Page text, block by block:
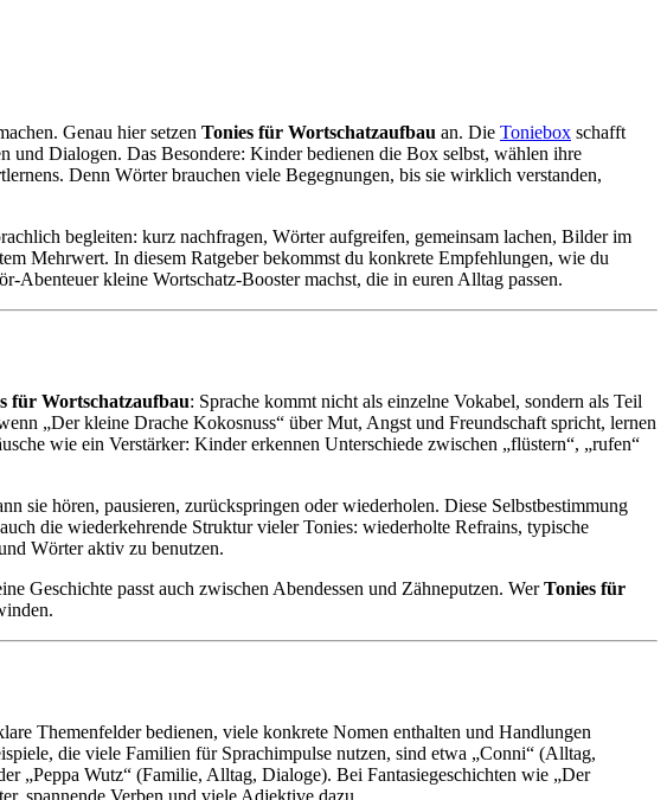
Genau hier setzen Tonies für Wortschatzaufbau an. Die Toniebox schafft
und Dialogen. Das Besondere: Kinder bedienen die Box selbst, wählen ihre
Denn Wörter brauchen viele Begegnungen, bis sie wirklich verstanden,
begleiten: kurz nachfragen, Wörter aufgreifen, gemeinsam lachen, Bilder im
Mehrwert. In diesem Ratgeber bekommst du konkrete Empfehlungen, wie du
Abenteuer kleine Wortschatz-Booster machst, die in euren Alltag passen.
für Wortschatzaufbau: Sprache kommt nicht als einzelne Vokabel, sondern als Teil
„Der kleine Drache Kokosnuss“ über Mut, Angst und Freundschaft spricht, lernen
wie ein Verstärker: Kinder erkennen Unterschiede zwischen „flüstern“, „rufen“
sie hören, pausieren, zurückspringen oder wiederholen. Diese Selbstbestimmung
die wiederkehrende Struktur vieler Tonies: wiederholte Refrains, typische
Wörter aktiv zu benutzen.
Geschichte passt auch zwischen Abendessen und Zähneputzen. WerTonies für
Themenfelder bedienen, viele konkrete Nomen enthalten und Handlungen
die viele Familien für Sprachimpulse nutzen, sind etwa „Conni“ (Alltag,
„Peppa Wutz“ (Familie, Alltag, Dialoge). Bei Fantasiegeschichten wie „Der
spannende Verben und viele Adjektive dazu.